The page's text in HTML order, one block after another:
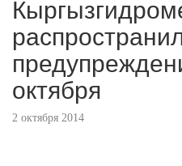
октября
2 октября 2014